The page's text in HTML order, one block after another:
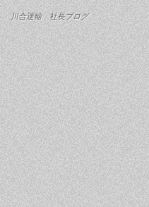
川合運輸 社長ブログ